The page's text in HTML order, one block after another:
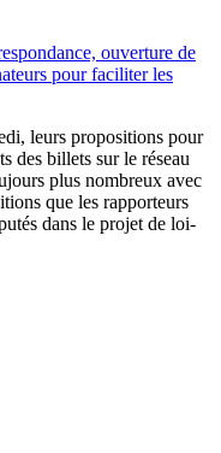
ouverture de
pour faciliter les
leurs propositions pour
des billets sur le réseau
plus nombreux avec
que les rapporteurs
dans le projet de loi-